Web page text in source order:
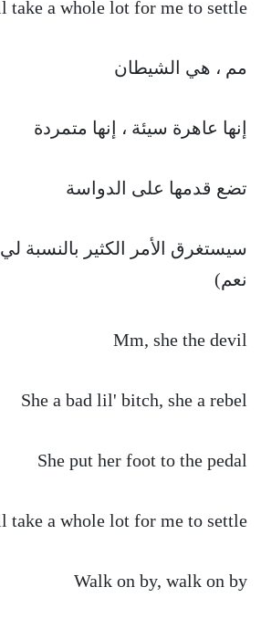
take a whole lot for me to settle
مم ، هي الشيطان
إنها عاهرة سيئة ، إنها متمردة
تضع قدمها على الدواسة
سيستغرق الأمر الكثير بالنسبة
نعم)
Mm, she the devil
She a bad lil' bitch, she a rebel
She put her foot to the pedal
take a whole lot for me to settle
Walk on by, walk on by